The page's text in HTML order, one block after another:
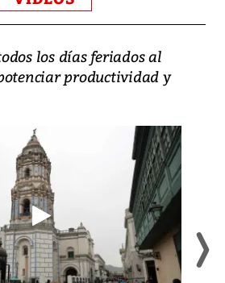
los días feriados al
productividad y